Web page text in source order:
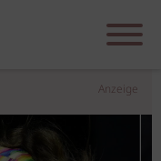
Anzeige